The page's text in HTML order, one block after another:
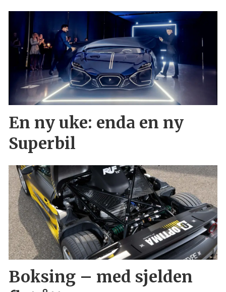
En ny uke: enda en ny
Superbil
Boksing – med sjelden